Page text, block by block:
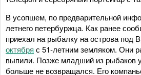
В усопшем, по предварительной
летнего петербуржца. Как ранее
приехал на рыбалку на острова под
октября с 51-летним земляком. Они
выпили. Позже младший из рыбаков
больше не возвращался. Его